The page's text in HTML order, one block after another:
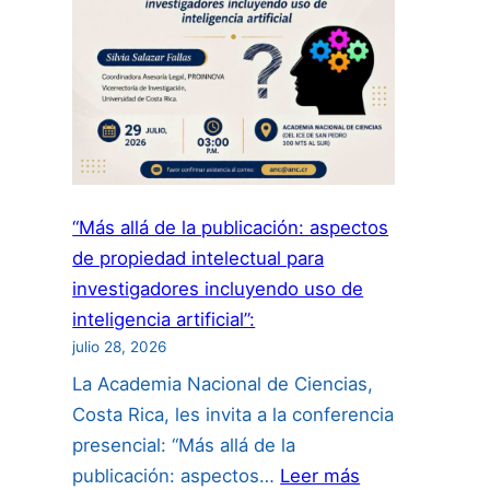
“Más allá de la publicación: aspectos
de propiedad intelectual para
investigadores incluyendo uso de
inteligencia artificial”:
julio 28, 2026
La Academia Nacional de Ciencias,
Costa Rica, les invita a la conferencia
presencial: “Más allá de la
publicación: aspectos… Leer más